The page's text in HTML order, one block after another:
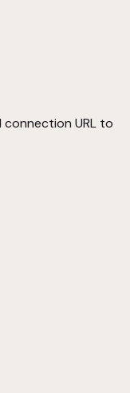
URL to